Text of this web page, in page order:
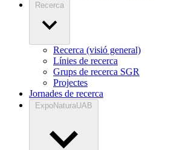
Recerca
Recerca (visió general)
Línies de recerca
Grups de recerca SGR
Projectes
Jornades de recerca
ExpoNaturaUAB